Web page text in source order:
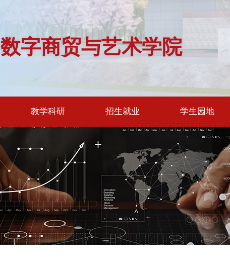
数字商贸与艺术学院
教学科研 招生就业 学生园地